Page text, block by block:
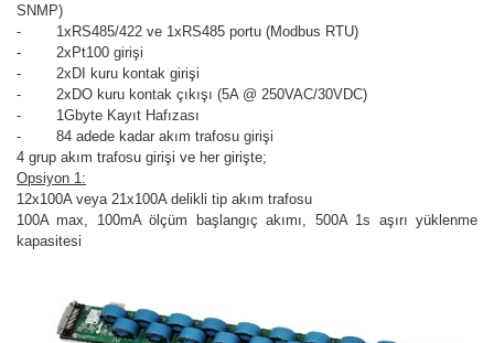
SNMP)
- 1xRS485/422 ve 1xRS485 portu (Modbus RTU)
- 2xPt100 girişi
- 2xDI kuru kontak girişi
- 2xDO kuru kontak çıkışı (5A @ 250VAC/30VDC)
- 1Gbyte Kayıt Hafızası
- 84 adede kadar akım trafosu girişi
4 grup akım trafosu girişi ve her girişte;
Opsiyon 1:
12x100A veya 21x100A delikli tip akım trafosu
100A max, 100mA ölçüm başlangıç akımı, 500A 1s aşırı yüklenme
kapasitesi